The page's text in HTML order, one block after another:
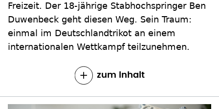
Freizeit. Der 18-jährige Stabhochspringer Ben
Duwenbeck geht diesen Weg. Sein Traum:
einmal im Deutschlandtrikot an einem
internationalen Wettkampf teilzunehmen.
zum Inhalt